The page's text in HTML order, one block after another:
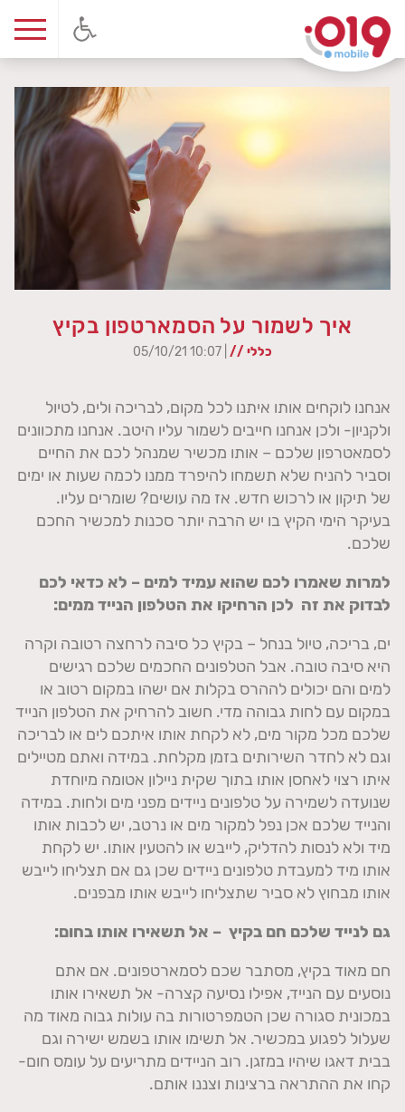
איך לשמור על הסמארטפון בקיץ
כללי //
אנחנו לוקחים אותו איתנו לכל מקום, לבריכה ולים, לטיול
ולקניון- ולכן אנחנו חייבים לשמור עליו היטב. אנחנו מתכוונים
לסמאטרפון שלכם – אותו מכשיר שמנהל לכם את החיים
וסביר להניח שלא תשמחו להיפרד ממנו לכמה שעות או ימים
של תיקון או לרכוש חדש. אז מה עושים? שומרים עליו.
בעיקר הימי הקיץ בו יש הרבה יותר סכנות למכשיר החכם
שלכם.
למרות שאמרו לכם שהוא עמיד למים – לא כדאי לכם
לבדוק את זה לכן הרחיקו את הטלפון הנייד ממים:
ים, בריכה, טיול בנחל – בקיץ כל סיבה לרחצה רטובה וקרה
היא סיבה טובה. אבל הטלפונים החכמים שלכם רגישים
למים והם יכולים לההרס בקלות אם ישהו במקום רטוב או
במקום עם לחות גבוהה מדי. חשוב להרחיק את הטלפון הנייד
שלכם מכל מקור מים, לא לקחת אותו איתכם לים או לבריכה
וגם לא לחדר השירותים בזמן מקלחת. במידה ואתם מטיילים
איתו רצוי לאחסן אותו בתוך שקית ניילון אטומה מיוחדת
שנועדה לשמירה על טלפונים ניידים מפני מים ולחות. במידה
והנייד שלכם אכן נפל למקור מים או נרטב, יש לכבות אותו
מיד ולא לנסות להדליק, לייבש או להטעין אותו. יש לקחת
אותו מיד למעבדת טלפונים ניידים שכן גם אם תצליחו לייבש
אותו מבחוץ לא סביר שתצליחו לייבש אותו מבפנים.
גם לנייד שלכם חם בקיץ – אל תשאירו אותו בחום:
חם מאוד בקיץ, מסתבר שכם לסמארטפונים. אם אתם
נוסעים עם הנייד, אפילו נסיעה קצרה- אל תשאירו אותו
במכונית סגורה שכן הטמפרטורות בה עולות גבוה מאוד מה
שעלול לפגוע במכשיר. אל תשימו אותו בשמש ישירה וגם
בבית דאגו שיהיו במזגן. רוב הניידים מתריעים על עומס חום-
קחו את ההתראה ברצינות וצננו אותם.